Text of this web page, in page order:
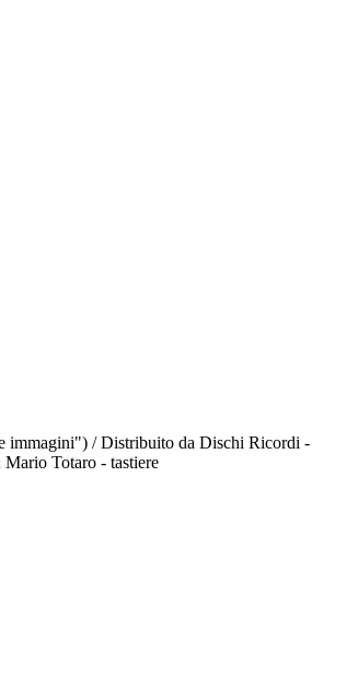
immagini") / Distribuito da Dischi Ricordi -
Totaro - tastiere